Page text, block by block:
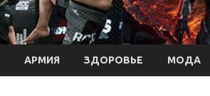
АРМИЯ ЗДОРОВЬЕ МОДА